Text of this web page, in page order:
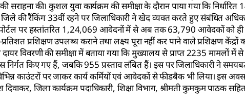
की सराहना की। कुशल युवा कार्यक्रम की समीक्षा के दौरान पाया गया कि
जिले की रैंकिंग 33वीं रहने पर जिलाधिकारी ने खेद व्यक्त करते हुए संबंधित
पोर्टल पर हस्तांतरित 1,24,069 आवेदनों में से अब तक 63,790 आवेदकों को ही
प्रशिक्षण उपलब्ध कराने तथा लक्ष्य पूरा नहीं कर पाने वाले प्रशिक्षण केंद्रों
दायर विवरणी की समीक्षा में बताया गया कि मुख्यालय से प्राप्त 2235
निर्गत किए गए हैं, जबकि 955 प्रस्ताव लंबित हैं। इस पर जिलाधिकारी ने
काउंटरों पर जाकर कार्य कर्मियों एवं आवेदकों से फीडबैक भी लिया। इस
जिला कार्यक्रम पदाधिकारी, शिक्षा विभाग, श्रीमती कुमकुम पाठक